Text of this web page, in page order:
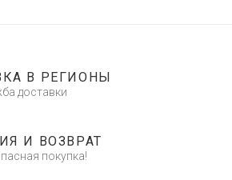
В РЕГИОНЫ
доставки
И ВОЗВРАТ
покупка!